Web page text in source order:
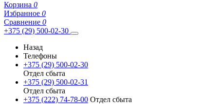
Корзина 0
Избранное 0
Сравнение 0
+375 (29) 500-02-30
Назад
Телефоны
+375 (29) 500-02-30
Отдел сбыта
+375 (29) 500-02-31
Отдел сбыта
+375 (222) 74-78-00 Отдел сбыта